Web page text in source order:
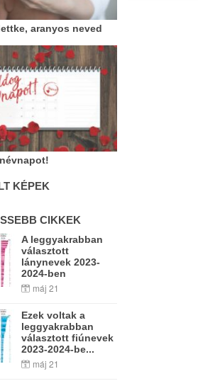
aranyos neved
KÉPEK
CIKKEK
A leggyakrabban
választott
lánynevek 2023-
2024-ben
máj 21
Ezek voltak a
leggyakrabban
választott fiúnevek
2023-2024-be...
máj 21